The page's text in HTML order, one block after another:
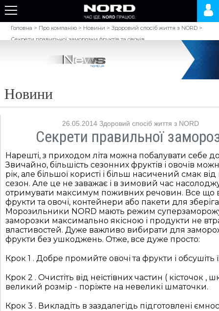
Головна > Про компанію > Новини >Здоровий спосіб життя з NORD >
Секрети правильної заморозки фруктів та овочів
Новини
26.05.2014 Здоровий спосіб життя з NORD
Секрети правильної
Нарешті, з приходом літа можна побалувати себе
Звичайно, більшість сезонних фруктів і овочів
рік, але більшої користі і більш насичений смак
сезон. Але це не заважає і в зимовий час
отримувати максимум поживних речовин. Все що
фрукти та овочі, контейнери або пакети для
Морозильники NORD мають режим
заморозки максимально якісною і продукти не
властивостей. Дуже важливо вибирати для
фрукти без ушкоджень. Отже, все дуже просто:
Крок 1 . Добре промийте овочі та фрукти і обсушіть
Крок 2 . Очистіть від неїстівних частин ( кісточок ,
великий розмір - поріжте на невеликі шматочки.
Крок 3 . Викладіть в заздалегідь підготовлені